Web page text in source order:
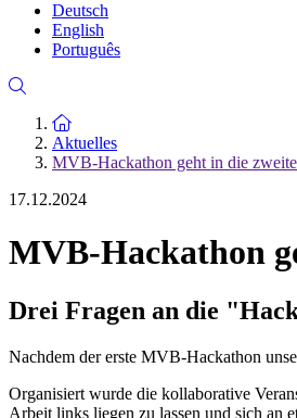
Deutsch
English
Português
Zur Startseite
Aktuelles
MVB-Hackathon geht in die
17.12.2024
MVB-Hackathon
Drei Fragen an die
Nachdem der erste MVB-Hackathon
Organisiert wurde die kollaborative
Arbeit links liegen zu lassen und sich an